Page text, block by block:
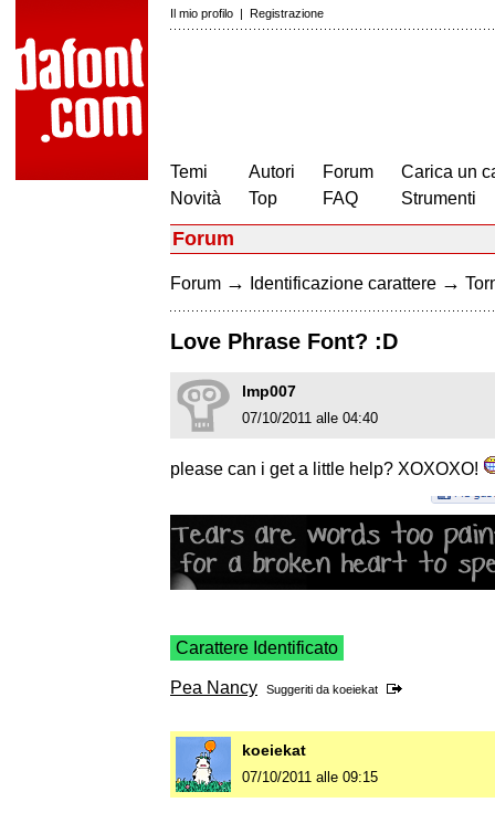
Il mio profilo | Registrazione
Temi
Novità
Autori
Top
Forum
FAQ
Carica un
Strumenti
Forum
Forum → Identificazione carattere →
Love Phrase Font? :D
lmp007
07/10/2011 alle 04:40
please can i get a little help? XOXOXO!
Carattere Identificato
Pea Nancy Suggeriti da koeiekat
koeiekat
07/10/2011 alle 09:15